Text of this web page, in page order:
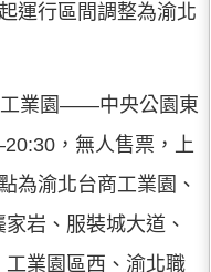
運行區間調整為渝北
工業園——中央公園東
，無人售票，上
為渝北台商工業園、
岩、服裝城大道、
業園區西、渝北職